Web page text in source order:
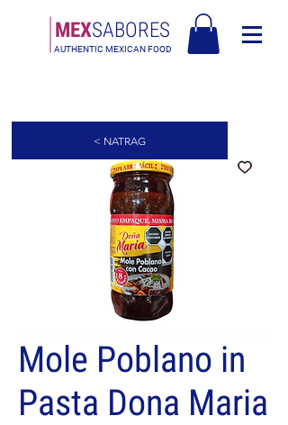
MEXSABORES
AUTHENTIC MEXICAN FOOD
Mole Poblano in
Pasta Dona Maria
< NATRAG